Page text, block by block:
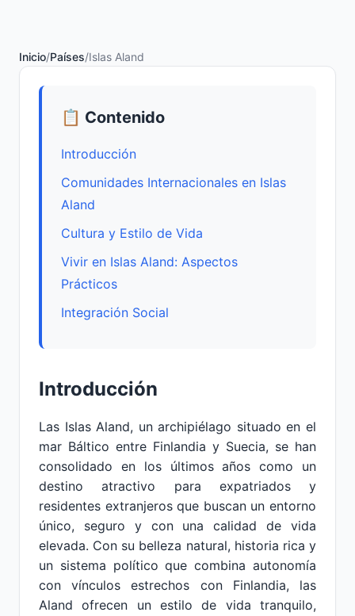
Inicio/Países/Islas Aland
📋 Contenido
Introducción
Comunidades Internacionales en Islas
Aland
Cultura y Estilo de Vida
Vivir en Islas Aland: Aspectos
Prácticos
Integración Social
Introducción
Las Islas Aland, un archipiélago situado en el
mar Báltico entre Finlandia y Suecia, se han
consolidado en los últimos años como un
destino atractivo para expatriados y
residentes extranjeros que buscan un entorno
único, seguro y con una calidad de vida
elevada. Con su belleza natural, historia rica y
un sistema político que combina autonomía
con vínculos estrechos con Finlandia, las
Aland ofrecen un estilo de vida tranquilo,